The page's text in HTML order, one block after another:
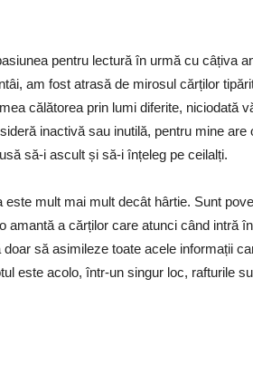
pentru lectură în urmă cu câțiva
am fost atrasă de mirosul cărților
călătorea prin lumi diferite, niciodată
inactivă sau inutilă, pentru mine
să-i ascult și să-i înțeleg pe ceilalți.
este mult mai mult decât hârtie. Sunt
amantă a cărților care atunci când intră
să asimileze toate acele informații
este acolo, într-un singur loc, rafturile